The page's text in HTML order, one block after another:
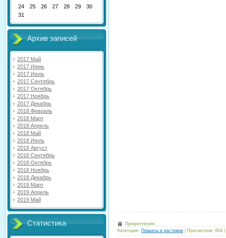
24
25 26 27 28 29
30
31
Архив записей
2017 Май
2017 Июнь
2017 Июль
2017 Сентябрь
2017 Октябрь
2017 Ноябрь
2017 Декабрь
2018 Февраль
2018 Март
2018 Апрель
2018 Май
2018 Июль
2018 Август
2018 Сентябрь
2018 Октябрь
2018 Ноябрь
2018 Декабрь
2019 Март
2019 Апрель
2019 Май
Статистика
Прикрепления:
Категория: Плакаты и растяжки Просмотров: 604